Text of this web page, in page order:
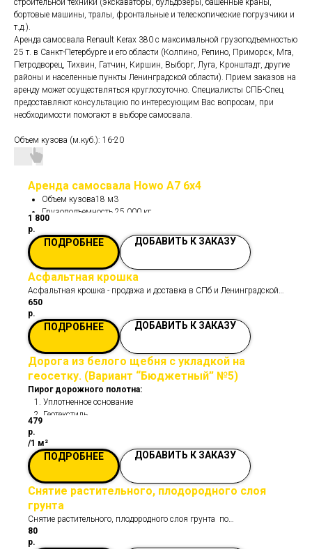
строительной техники (экскаваторы, бульдозеры, башенные краны,
бортовые машины, тралы, фронтальные и телескопические погрузчики и
т.д.).
Аренда самосвала Renault Kerax 380 с максимальной грузоподъемностью
25 т. в Санкт-Петербурге и его области (Колпино, Репино, Приморск, Мга,
Петродворец, Тихвин, Гатчин, Киршин, Выборг, Луга, Кронштадт, другие
районы и населенные пункты Ленинградской области). Прием заказов на
аренду может осуществляться круглосуточно. Специалисты СПБ-Спец
предоставляют консультацию по интересующим Вас вопросам, при
необходимости помогают в выборе самосвала.
Объем кузова (м.куб.): 16-20
Аренда самосвала Howo A7 6х4
Объем кузова18 м3
Грузоподъемность 25 000 кг
1 800
р.
ПОДРОБНЕЕ ДОБАВИТЬ К ЗАКАЗУ
Асфальтная крошка
Асфальтная крошка - продажа и доставка в СПб и Ленинградской
области
650
р.
ПОДРОБНЕЕ ДОБАВИТЬ К ЗАКАЗУ
Дорога из белого щебня с укладкой на
геосетку. (Вариант “Бюджетный” №5)
Пирог дорожного полотна:
Уплотненное основание
Геотекстиль
Геосетка.
Щебень бутовый (белый) - слой 20 см.
479
р.
/1 м²
ПОДРОБНЕЕ ДОБАВИТЬ К ЗАКАЗУ
Снятие растительного, плодородного слоя
грунта
Снятие растительного, плодородного слоя грунта по
Ленинградской Области и Санкт-Петербургу.
80
р.